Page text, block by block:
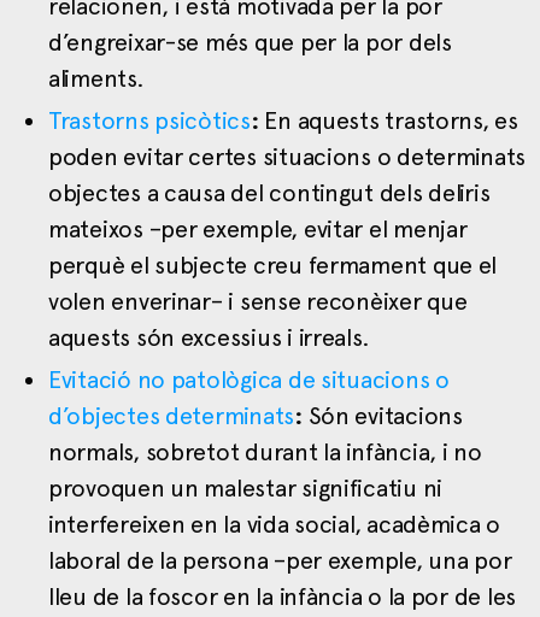
relacionen, i està motivada per la por
d’engreixar-se més que per la por dels
aliments.
Trastorns psicòtics: En aquests trastorns, es
poden evitar certes situacions o determinats
objectes a causa del contingut dels deliris
mateixos –per exemple, evitar el menjar
perquè el subjecte creu fermament que el
volen enverinar– i sense reconèixer que
aquests són excessius i irreals.
Evitació no patològica de situacions o
d’objectes determinats: Són evitacions
normals, sobretot durant la infància, i no
provoquen un malestar significatiu ni
interfereixen en la vida social, acadèmica o
laboral de la persona –per exemple, una por
lleu de la foscor en la infància o la por de les